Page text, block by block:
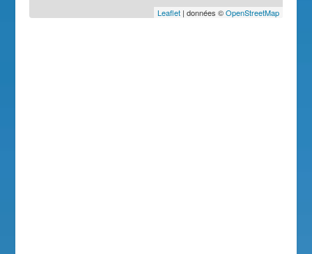
Leaflet| données ©OpenStreetMap